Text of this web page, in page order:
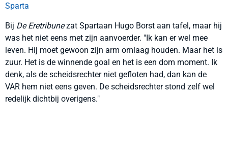
Sparta
Bij De Eretribunezat Spartaan Hugo Borst aan tafel, maar hij
was het niet eens met zijn aanvoerder. "Ik kan er wel mee
leven. Hij moet gewoon zijn arm omlaag houden. Maar het is
zuur. Het is de winnende goal en het is een dom moment. Ik
denk, als de scheidsrechter niet gefloten had, dan kan de
VAR hem niet eens geven. De scheidsrechter stond zelf wel
redelijk dichtbij overigens."